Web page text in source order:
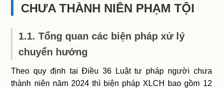
CHƯA THÀNH NIÊN PHẠM TỘI
1.1. Tổng quan các biện pháp xử lý
chuyển hướng
Theo quy định tại Điều 36 Luật tư pháp người chưa
thành niên năm 2024 thì biện pháp XLCH bao gồm 12